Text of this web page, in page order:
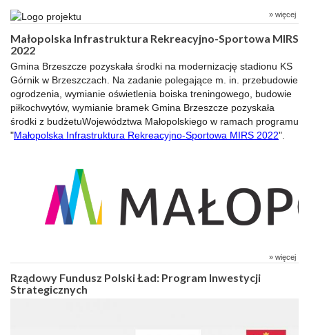
» więcej
Małopolska Infrastruktura Rekreacyjno-Sportowa MIRS
2022
Gmina Brzeszcze pozyskała środki na modernizację stadionu KS
Górnik w Brzeszczach. Na zadanie polegające m. in. przebudowie
ogrodzenia, wymianie oświetlenia boiska treningowego, budowie
piłkochwytów, wymianie bramek Gmina Brzeszcze pozyskała
środki z budżetuWojewództwa Małopolskiego w ramach programu
"Małopolska Infrastruktura Rekreacyjno-Sportowa MIRS 2022".
» więcej
Rządowy Fundusz Polski Ład: Program Inwestycji
Strategicznych